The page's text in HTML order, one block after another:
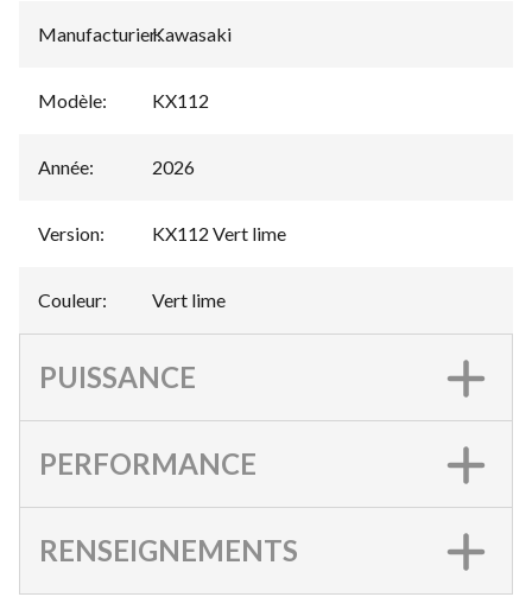
Manufacturier:
Kawasaki
Modèle: KX112
Année: 2026
Version: KX112 Vert lime
Couleur: Vert lime
PUISSANCE
PERFORMANCE
RENSEIGNEMENTS